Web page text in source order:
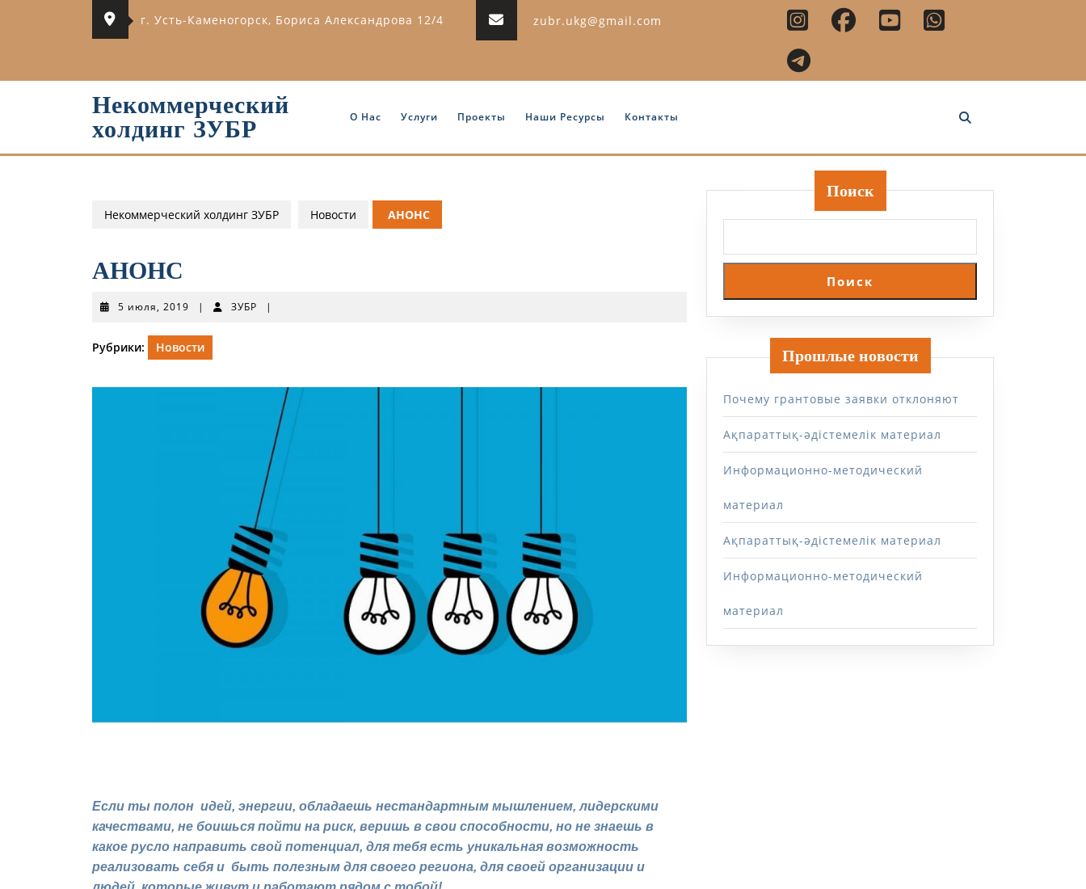
г. Усть-Каменогорск, Бориса Александрова 12/4 zubr.ukg@gmail.com
Некоммерческий
холдинг ЗУБР
О Нас Услуги Проекты Наши Ресурсы Контакты
Некоммерческий холдинг ЗУБР Новости АНОНС
АНОНС
5 июля, 2019
2019
| ЗУБР ЗУБР
|
Рубрики: Новости
Если ты полон идей, энергии, обладаешь нестандартным мышлением, лидерскими
качествами, не боишься пойти на риск, веришь в свои способности, но не знаешь в
какое русло направить свой потенциал, для тебя есть уникальная возможность
реализовать себя и быть полезным для своего региона, для своей организации и
Поиск
Поиск
Прошлые новости
Почему грантовые заявки отклоняют
Ақпараттық-әдістемелік материал
Информационно-методический
материал
Ақпараттық-әдістемелік материал
Информационно-методический
материал